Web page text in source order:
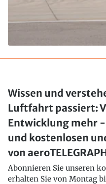
Wissen und
Luftfahrt passiert:
Entwicklung mehr
und kostenlosen
von
Abonnieren Sie unseren
erhalten Sie von Montag